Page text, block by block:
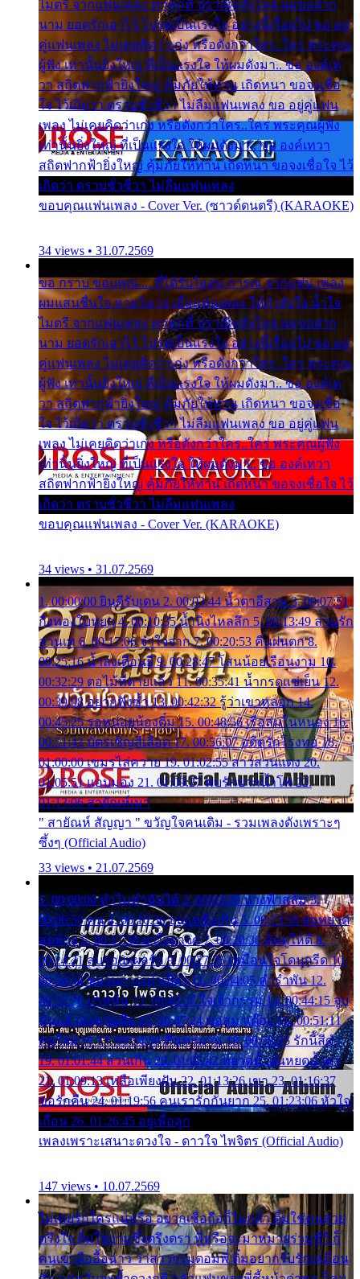
ไมตรี จากแฟนเพลง ทุกทุกที่ ปราณีหลั่งไหล ผมขอฝาก
นาม ยอดรักเอาไว้ โปรดเป็นแรงใจ อย่างนี้เรื่อยไป ขอ อยู่
คู่แฟนเพลง ไม่เคยคิดว่าเก่ง หรือดังกว่าใคร..ใคร พระคุณ
ผู้ฟัง เท่านั้นยิ่งใหญ่ ที่เป็นแรงใจ ให้ผมดังมา.. ขอ องค์เท
วา สถิตฟากฟ้ายิ่งใหญ่ คุ้มภัยให้ท่าน เถิดหนา ขอจงเชื่อ
ใจ ไว้เถิดว่า ตราบชั่วชีวา ไม่ลืมแฟนเพลง ขอ อยู่คู่แฟน
เพลง ไม่เคยคิดว่าเก่ง หรือดังกว่าใคร..ใคร พระคุณผู้ฟัง
เท่านั้นยิ่งใหญ่ ที่เป็นแรงใจ ให้ผมดังมา.. ขอ องค์เทวา
สถิตฟากฟ้ายิ่งใหญ่ คุ้มภัยให้ท่าน เถิดหนา ขอจงเชื่อใจ ไว้
เถิดว่า ตราบชั่วชีวา ไม่ลืมแฟนเพลง
ขอบคุณแฟนเพลง - Cover Ver. (ซาวด์ดนตรี) (KARAOKE)
34 views • 31.07.2569
ขอ กราบ ขอบคุณ.... ที่ได้รับไออุ่น การุณ จากแฟน เพลง
ผมแสนชื่นใจ หายวังเวง เมื่อแฟนเพลง ให้กำลังใจ น้ำใจ
ไมตรี จากแฟนเพลง ทุกทุกที่ ปราณีหลั่งไหล ผมขอฝาก
นาม ยอดรักเอาไว้ โปรดเป็นแรงใจ อย่างนี้เรื่อยไป ขอ อยู่
คู่แฟนเพลง ไม่เคยคิดว่าเก่ง หรือดังกว่าใคร..ใคร พระคุณ
ผู้ฟัง เท่านั้นยิ่งใหญ่ ที่เป็นแรงใจ ให้ผมดังมา.. ขอ องค์เท
วา สถิตฟากฟ้ายิ่งใหญ่ คุ้มภัยให้ท่าน เถิดหนา ขอจงเชื่อ
ใจ ไว้เถิดว่า ตราบชั่วชีวา ไม่ลืมแฟนเพลง ขอ อยู่คู่แฟน
เพลง ไม่เคยคิดว่าเก่ง หรือดังกว่าใคร..ใคร พระคุณผู้ฟัง
เท่านั้นยิ่งใหญ่ ที่เป็นแรงใจ ให้ผมดังมา.. ขอ องค์เทวา
สถิตฟากฟ้ายิ่งใหญ่ คุ้มภัยให้ท่าน เถิดหนา ขอจงเชื่อใจ ไว้
เถิดว่า ตราบชั่วชีวา ไม่ลืมแฟนเพลง
ขอบคุณแฟนเพลง - Cover Ver. (KARAOKE)
34 views • 31.07.2569
1. 00:00:00 ยินดีรับเดน 2. 00:03:44 น้ำตาอีสาน 3. 00:07:51
กิ่งทองใบหยก 4. 00:10:35 น้ำนิ่งไหลลึก 5. 00:13:49 ลานรัก
ลานเท 6. 00:17:06 จำใจจาก 7. 00:20:53 คืนฝนตก 8.
00:25:16 น้ำลงเดือนยี่ 9. 00:28:47 โสนน้อยเรือนงาม 10.
00:32:29 ตอไม้ที่ตายแล้ว 11. 00:35:41 น้ำกรดแช่เย็น 12.
00:39:08 อยากฟังซ้ำ 13. 00:42:32 รู้ว่าเขาหลอก 14.
00:45:25 รอหน่อยน้องติ๋ม 15. 00:48:56 เรือล่มในหนอง 16.
00:51:43 บัตรเชิญสีเลือด 17. 00:56:07 อดีตรักโรงทอ 18.
01:00:00 เขมรไล่ควาย 19. 01:02:55 สาวสวนแตง 20.
01:05:51 แอบมอง 21. 01:09:27 พบรักปากน้ำโพ 22.
01:13:06 สายัณห์เมา
" สายัณห์ สัญญา " ขวัญใจคนเดิม - รวมเพลงดังเพราะๆ
ซึ้งๆ (Official Audio)
33 views • 21.07.2569
1. 00:00:00 ทำไมทำฉันได้ 2. 00:03:20 นางฟ้าสลัม 3.
00:06:50 คน 4. 00:10:36 บุญเหลือเกิน 5. 00:13:58 ฝนหยาด
สุดท้าย 6. 00:17:30 ยาใจยาจก 7. 00:20:30 คิดดูให้ดี 8.
00:24:21 ลบรอยแผลรัก 9. 00:27:35 เหมือนใจโดนกรีด 10.
00:30:54 ขบวนการเปาเปียว 11. 00:34:05 คำรำพัน 12.
00:37:20 ปาหนัน 13. 00:40:37 ใจเจ้ากรรม 14. 00:44:15 จูบ
ฉันแล้วจงตายเสีย 15. 00:47:24 ขอสูมาเต๊อะ 16. 00:51:11
คนใจมาร 17. 00:54:50 คืนทรมาน 18. 00:58:25 รักนี้สีดำ
19. 01:01:44 ส่วนเกิน 20. 01:05:42 หยาดน้ำฝนหยดน้ำตา
21. 01:09:13 เหลือเพียงฝัน 22. 01:13:26 เขา 23. 01:16:37
ขอรักคืน 24. 01:19:56 คนเรารักกันยาก 25. 01:23:06 หัวใจ
เถื่อน 26. 01:26:45 อยู่เพื่อลูก
เพลงเพราะเสนาะดวงใจ - ดาวใจ ไพจิตร (Official Audio)
147 views • 10.07.2569
ไม่เคยรักใครแน่หรือ อยากเชื่อถือก็ไม่กล้า ติ๋มใช่คนสวย
ตรึงใจ ติ๋มใช่งามซึ้งตรึงตรา พี่หรือจะมาหมายร่วมชีวี ก็
คนเขาลืออื้อฉาว ว่าสาวๆรุมตอมพี่ ติ๋มอยากรับรักเหมือน